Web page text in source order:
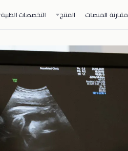
مقارنة المنصات المنتج التخصصات الطبية